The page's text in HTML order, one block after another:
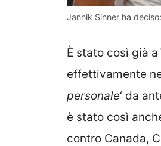
Jannik Sinner ha
È stato così già a
effettivamente
personale‘ da
è stato così
contro Canada,